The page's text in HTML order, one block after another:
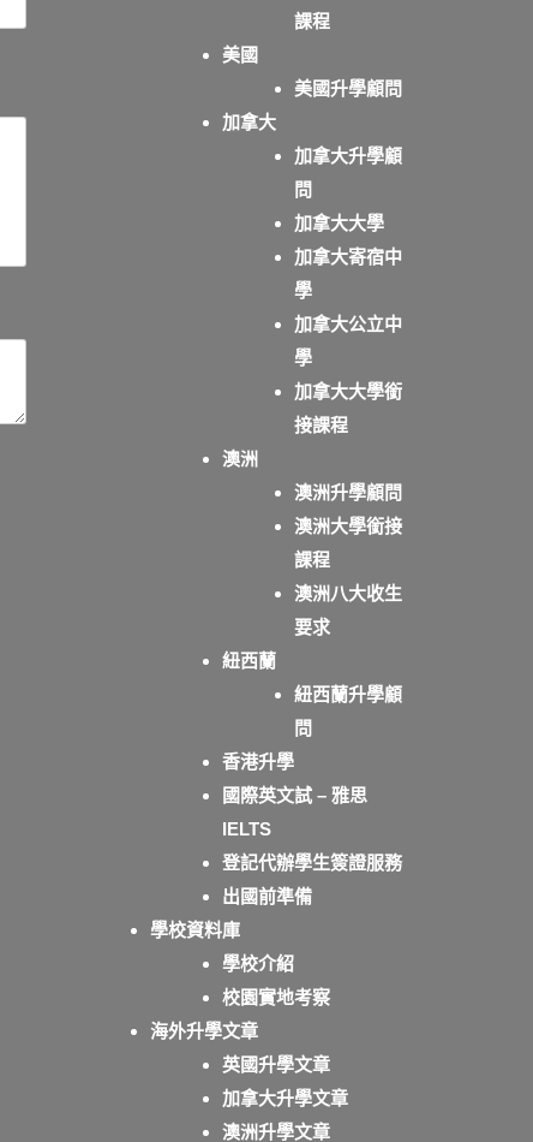
課程
美國
美國升學顧問
加拿大
加拿大升學顧
問
加拿大大學
加拿大寄宿中
學
加拿大公立中
學
加拿大大學銜
接課程
澳洲
澳洲升學顧問
澳洲大學銜接
課程
澳洲八大收生
要求
紐西蘭
紐西蘭升學顧
問
香港升學
國際英文試 – 雅思
IELTS
登記代辦學生簽證服務
出國前準備
學校資料庫
學校介紹
校園實地考察
海外升學文章
英國升學文章
加拿大升學文章
澳洲升學文章